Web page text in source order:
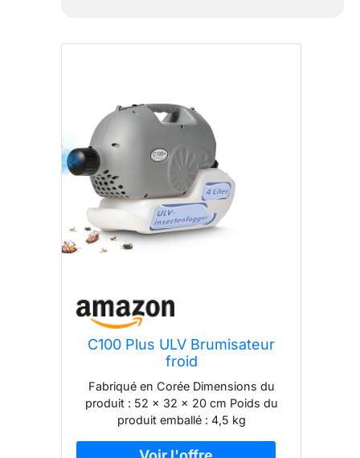
C100 Plus ULV Brumisateur
froid
Fabriqué en Corée Dimensions du
produit : 52 x 32 x 20 cm Poids du
produit emballé : 4,5 kg